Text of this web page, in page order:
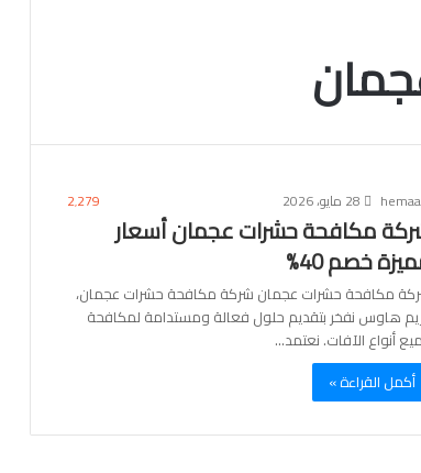
hemaa 28 مايو، 2026 2٬279
مكافحة حشرات عجمان أسعار
خصم 40%
مكافحة حشرات عجمان شركة مكافحة حشرات عجمان،
هاوس نفخر بتقديم حلول فعالة ومستدامة لمكافحة
أنواع الآفات. نعتمد…
أكمل القراءة »